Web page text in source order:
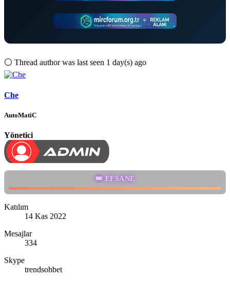
⚪ Thread author was last seen 1 day(s) ago
Che
AutoMatiC
Yönetici
👑 EFSANE
Katılım
14 Kas 2022
Mesajlar
334
Skype
trendsohbet